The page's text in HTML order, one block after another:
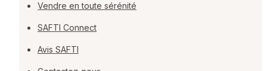
Vendre en toute sérénité
SAFTI Connect
Avis SAFTI